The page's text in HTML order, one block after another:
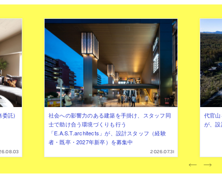
委託)
社会への影響力のある建築を手掛け、スタッフ同
士で助け合う環境づくりも行う
「E.A.S.T.architects」が、設計スタッフ（経験
者・既卒・2027年新卒）を募集中
2026.07.31
代官
が、